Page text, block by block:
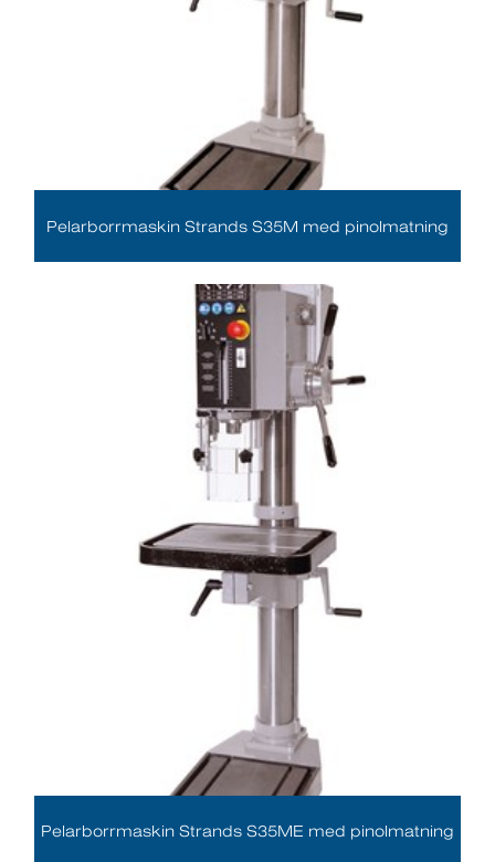
Pelarborrmaskin Strands S35M med pinolmatning
Pelarborrmaskin Strands S35ME med pinolmatning